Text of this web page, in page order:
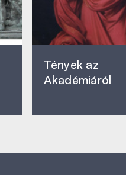
Tények az
Akadémiáról